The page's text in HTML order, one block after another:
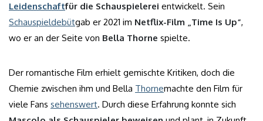
Leidenschaftfür die Schauspielerei entwickelt. Sein
Schauspieldebütgab er 2021 im Netflix-Film „Time Is Up“,
wo er an der Seite von Bella Thorne spielte.
Der romantische Film erhielt gemischte Kritiken, doch die
Chemie zwischen ihm und Bella Thornemachte den Film für
viele Fans sehenswert. Durch diese Erfahrung konnte sich